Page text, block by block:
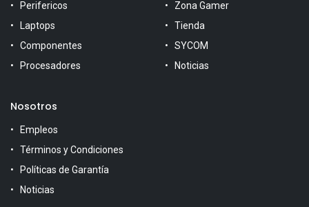
Perifericos
Laptops
Componentes
Procesadores
Zona Gamer
Tienda
SYCOM
Noticias
Nosotros
Empleos
Términos y Condiciones
Políticas de Garantía
Noticias